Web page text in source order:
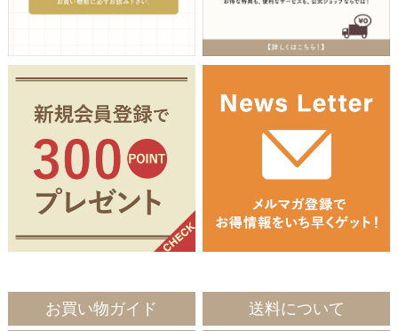
お買い物ガイド 送料について